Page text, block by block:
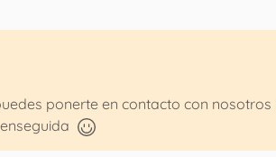
ponerte en contacto con nosotros